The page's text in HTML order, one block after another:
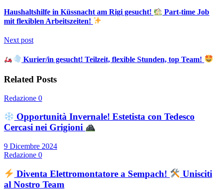
Haushaltshilfe in Küssnacht am Rigi gesucht!
Part-time Job
mit flexiblen Arbeitszeiten!
Next post
Kurier/in gesucht! Teilzeit, flexible Stunden, top Team!
Related Posts
Redazione 0
Opportunità Invernale! Estetista con Tedesco
Cercasi nei Grigioni
9 Dicembre 2024
Redazione 0
Diventa Elettromontatore a Sempach!
Unisciti
al Nostro Team